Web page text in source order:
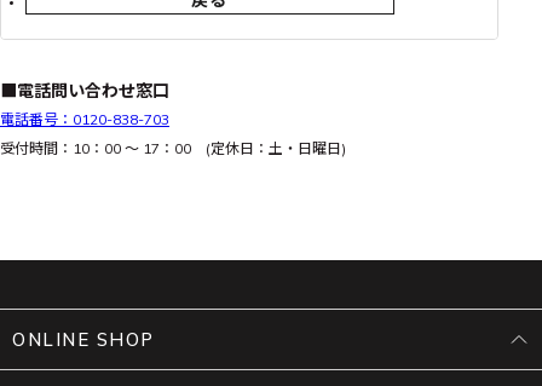
■電話問い合わせ窓口
電話番号：0120-838-703
受付時間：10：00 ～ 17：00 (定休日：土・日曜日)
ONLINE SHOP